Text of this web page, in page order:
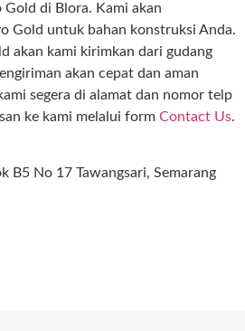
di Blora. Kami akan
Gold untuk bahan konstruksi Anda.
akan kami kirimkan dari gudang
akan cepat dan aman
segera di alamat dan nomor telp
ke kami melalui form Contact Us.
B5 No 17 Tawangsari, Semarang